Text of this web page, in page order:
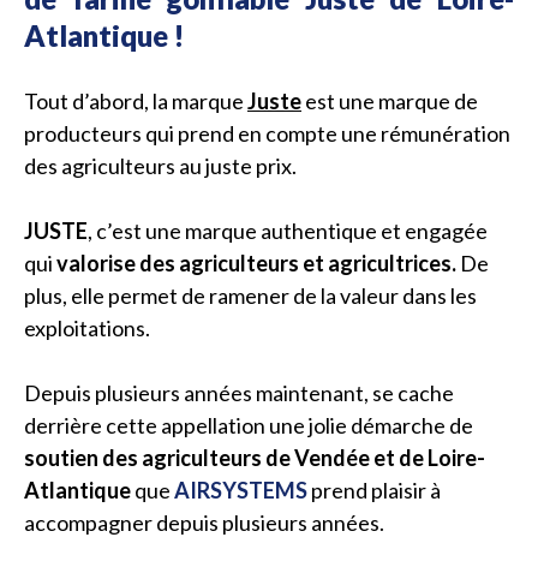
Atlantique !
Tout d’abord, la marqueJusteest une marque de
producteurs qui prend en compte une rémunération
des agriculteurs au juste prix.
JUSTE, c’est une marque authentique et engagée
quivalorise des agriculteurs et agricultrices. De
plus, elle permet de ramener de la valeur dans les
exploitations.
Depuis plusieurs années maintenant, se cache
derrière cette appellation une jolie démarche de
soutien des agriculteurs de Vendée et de Loire-
AtlantiquequeAIRSYSTEMSprend plaisir à
accompagner depuis plusieurs années.